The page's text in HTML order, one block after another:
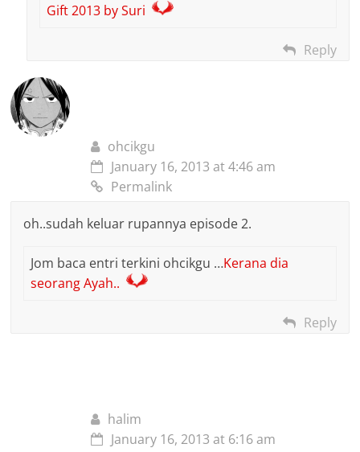
Gift 2013 by Suri
Reply
ohcikgu
January 16, 2013 at 4:46 am
Permalink
oh..sudah keluar rupannya episode 2.
Jom baca entri terkini ohcikgu …Kerana dia
seorang Ayah..
Reply
halim
January 16, 2013 at 6:16 am